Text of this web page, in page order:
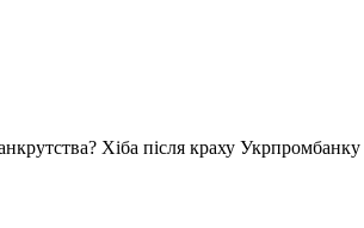
Хіба після краху Укрпромбанку